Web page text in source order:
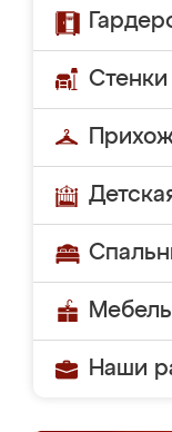
Стенки
Наши